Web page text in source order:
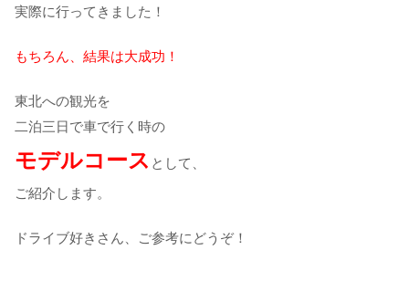
実際に行ってきました！
もちろん、結果は大成功！
東北への観光を
二泊三日で車で行く時の
モデルコース として、
ご紹介します。
ドライブ好きさん、ご参考にどうぞ！